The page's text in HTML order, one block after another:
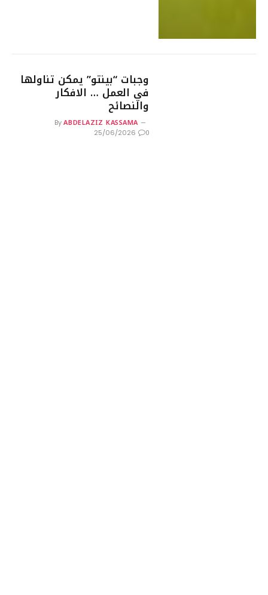
وجبات “بينتو” يمكن تناولها
في العمل … الافكار
والنصائح
By ABDELAZIZ KASSAMA
25/06/2026 0